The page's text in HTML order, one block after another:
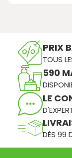
PRIX
TOUS
590
LE
DÈS 99